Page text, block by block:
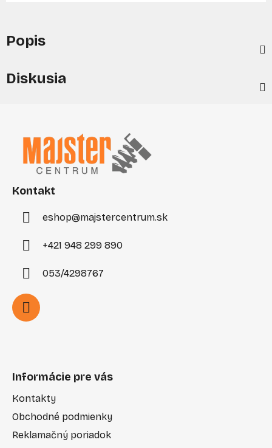
Popis
Diskusia
Kontakt
eshop@majstercentrum.sk
+421 948 299 890
053/4298767
Informácie pre vás
Kontakty
Obchodné podmienky
Reklamačný poriadok